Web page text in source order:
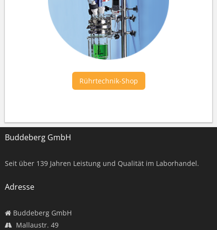
Rührtechnik-Shop
Buddeberg GmbH
Seit über 139 Jahren Leistung und Qualität im Laborhandel.
Adresse
Buddeberg GmbH
Mallaustr. 49